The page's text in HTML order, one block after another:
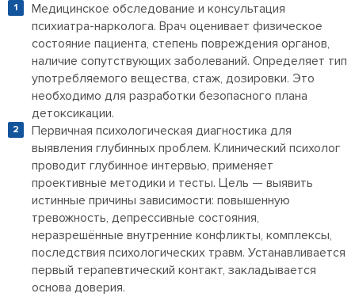
Медицинское обследование и консультация
психиатра-нарколога. Врач оценивает физическое
состояние пациента, степень повреждения органов,
наличие сопутствующих заболеваний. Определяет тип
употребляемого вещества, стаж, дозировки. Это
необходимо для разработки безопасного плана
детоксикации.
Первичная психологическая диагностика для
выявления глубинных проблем. Клинический психолог
проводит глубинное интервью, применяет
проективные методики и тесты. Цель — выявить
истинные причины зависимости: повышенную
тревожность, депрессивные состояния,
неразрешённые внутренние конфликты, комплексы,
последствия психологических травм. Устанавливается
первый терапевтический контакт, закладывается
основа доверия.